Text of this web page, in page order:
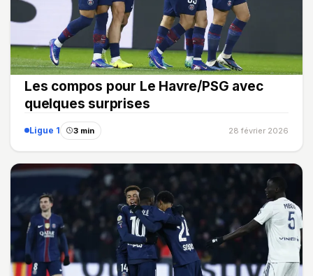
Les compos pour Le Havre/PSG avec
quelques surprises
Ligue 1 3 min 28 février 2026